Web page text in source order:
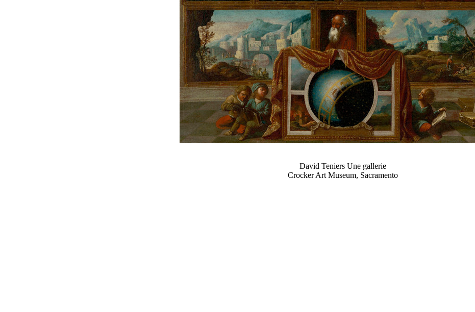
David Teniers Une gallerie
Crocker Art Museum, Sacramento